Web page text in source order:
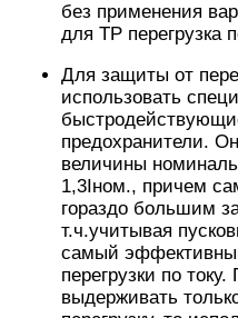
требуется
точностью (ПИД, Fuzzy
При этом реле VD, LA
плавную регулировку
управления.
Твердотельные реле
системах, где не
поддержания
режим).